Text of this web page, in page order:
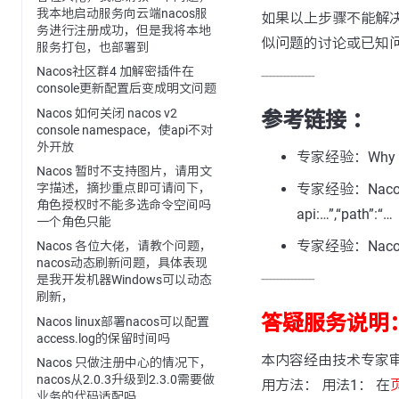
我本地启动服务向云端nacos服
务进行注册成功，但是我将本地
服务打包，也部署到
Nacos社区群4 加解密插件在
console更新配置后变成明文问题
Nacos 如何关闭 nacos v2
console namespace，使api不对
外开放
Nacos 暂时不支持图片，请用文
字描述，摘抄重点即可请问下，
角色授权时不能多选命令空间吗
一个角色只能
Nacos 各位大佬，请教个问题，
nacos动态刷新问题，具体表现
是我开发机器Windows可以动态
刷新，
Nacos linux部署nacos可以配置
access.log的保留时间吗
Nacos 只做注册中心的情况下，
nacos从2.0.3升级到2.3.0需要做
如果以上步骤不能解
似问题的讨论或已知
---------------
参考链接 ：
专家经验：
专家经验：
api:…”,“path”:“…
专家经验：
---------------
答疑服务说明
本内容经由技术专家
用方法： 用法1： 在